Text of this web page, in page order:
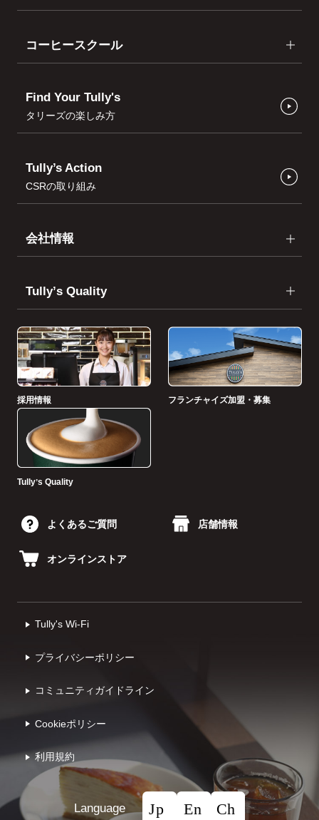
コーヒースクール
Find Your Tully's
タリーズの楽しみ方
Tully’s Action
CSRの取り組み
会社情報
Tullyʼs Quality
採用情報 フランチャイズ加盟・募集
Tullyʼs Quality
よくあるご質問 店舗情報
オンラインストア
Tully's Wi-Fi
プライバシーポリシー
コミュニティガイドライン
Cookieポリシー
利⽤規約
Language